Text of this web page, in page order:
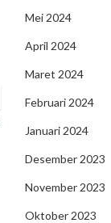
Mei 2024
April 2024
Maret 2024
Februari 2024
Januari 2024
Desember 2023
November 2023
Oktober 2023